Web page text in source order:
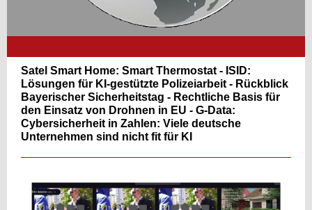
Satel Smart Home: Smart Thermostat - ISID:
Lösungen für KI-gestützte Polizeiarbeit - Rückblick
Bayerischer Sicherheitstag - Rechtliche Basis für
den Einsatz von Drohnen in EU - G-Data:
Cybersicherheit in Zahlen: Viele deutsche
Unternehmen sind nicht fit für KI